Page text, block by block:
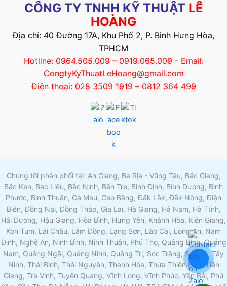
CÔNG TY TNHH KỸ THUẬT LÊ
HOÀNG
Địa chỉ: 40 Đường 17A, Khu Phố 2, P. Bình Hưng Hòa,
TPHCM
Hotline: 0964.505.009 – 0919.065.009 - Email:
CongtyKyThuatLeHoang@gmail.com
Điện thoại: 028 3509 1919 – 0812 364 499
Chúng tôi phân phối tại: An Giang, Bà Rịa - Vũng Tàu, Bắc Giang,
Bắc Kạn, Bạc Liêu, Bắc Ninh, Bến Tre, Bình Định, Bình Dương, Bình
Phước, Bình Thuận, Cà Mau, Cao Bằng, Đắk Lắk, Đắk Nông, Điện
Biên, Đồng Nai, Đồng Tháp, Gia Lai, Hà Giang, Hà Nam, Hà Tĩnh,
Hải Dương, Hậu Giang, Hòa Bình, Hưng Yên, Khánh Hòa, Kiên Giang,
Kon Tum, Lai Châu, Lâm Đồng, Lạng Sơn, Lào Cai, Long An, Nam
Định, Nghệ An, Ninh Bình, Ninh Thuận, Phú Thọ, Quảng Bình, Quảng
Nam, Quảng Ngãi, Quảng Ninh, Quảng Trị, Sóc Trăng, Sơn La, Tây
Ninh, Thái Bình, Thái Nguyên, Thanh Hóa, Thừa Thiên Huế, Tiền
Giang, Trà Vinh, Tuyên Quang, Vĩnh Long, Vĩnh Phúc, Yên Bái, Phú